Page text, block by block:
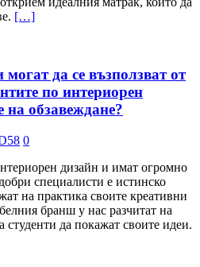
[…]
да се възползват от
по интериорен
на обзавеждане?
0
дизайн и имат огромно
специалисти е истинско
на практика своите креативни
бранш у нас разчитат на
студенти да покажат своите идеи.